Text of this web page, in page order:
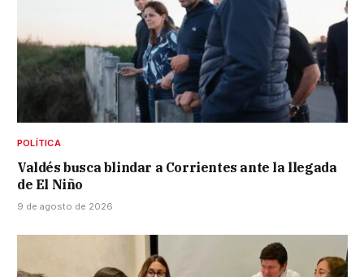
POLÍTICA
Valdés busca blindar a Corrientes ante la llegada
de El Niño
9 de agosto de 2026